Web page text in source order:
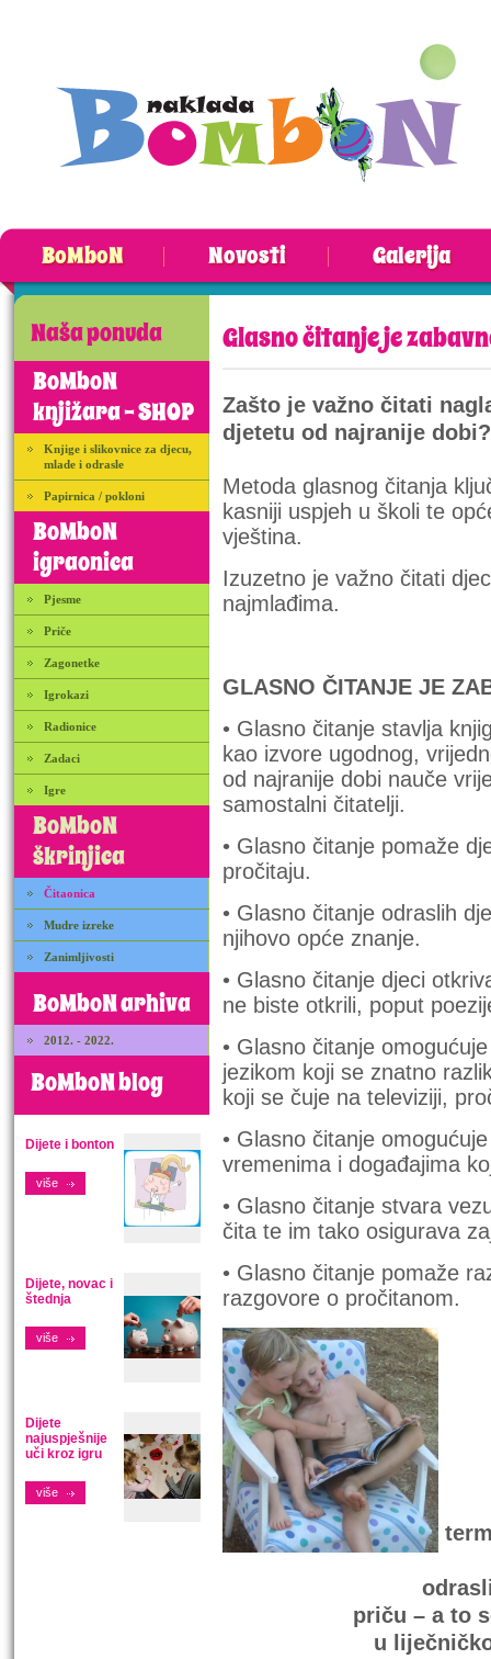
BoMboN Novosti Galerija
Naša ponuda
BoMboN
knjižara - SHOP
Knjige i slikovnice za djecu,
mlade i odrasle
Papirnica / pokloni
BoMboN
igraonica
Pjesme
Priče
Zagonetke
Igrokazi
Radionice
Zadaci
Igre
BoMboN
škrinjica
Čitaonica
Mudre izreke
Zanimljivosti
BoMboN arhiva
2012. - 2022.
BoMboN blog
Dijete i bonton
više
Dijete, novac i
štednja
više
Dijete
najuspješnije
uči kroz igru
više
Glasno čitanje je
Zašto je važno čitati
djetetu od najranije dobi?
Metoda glasnog čitanja
kasniji uspjeh u školi te
vještina.
Izuzetno je važno čitati
najmlađima.
GLASNO ČITANJE JE
• Glasno čitanje stavlja
kao izvore ugodnog,
od najranije dobi nauče
samostalni čitatelji.
• Glasno čitanje pomaže
pročitaju.
• Glasno čitanje odraslih
njihovo opće znanje.
• Glasno čitanje djeci
ne biste otkrili, poput
• Glasno čitanje
jezikom koji se znatno
koji se čuje na televiziji,
• Glasno čitanje
vremenima i događajima
• Glasno čitanje stvara
čita te im tako osigurava
• Glasno čitanje pomaže
razgovore o pročitanom.
priču – a to
u